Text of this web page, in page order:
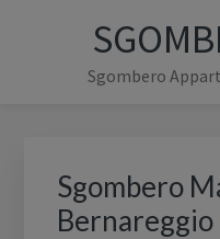
navigazioneSgombero
Sgombero
laterale
primaria